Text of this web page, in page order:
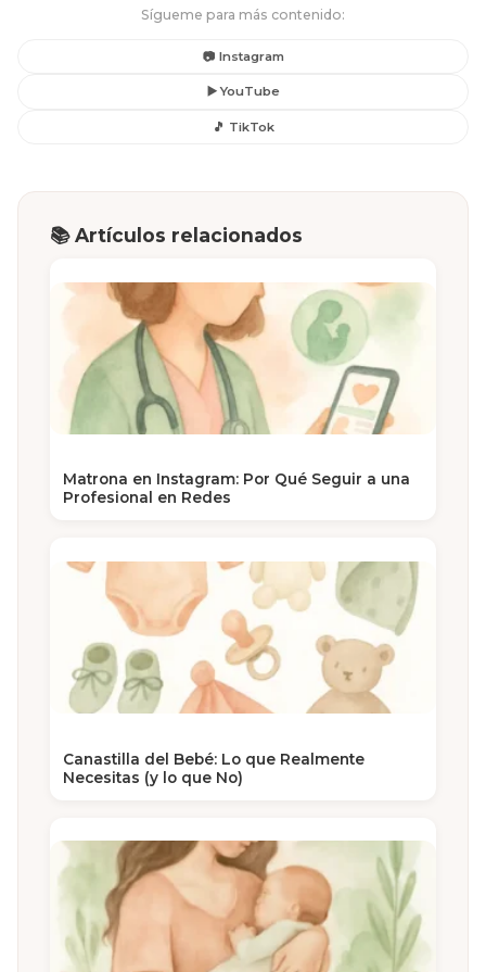
Sígueme para más contenido:
📷 Instagram
▶️ YouTube
🎵 TikTok
📚 Artículos relacionados
Matrona en Instagram: Por Qué Seguir a una
Profesional en Redes
Canastilla del Bebé: Lo que Realmente
Necesitas (y lo que No)